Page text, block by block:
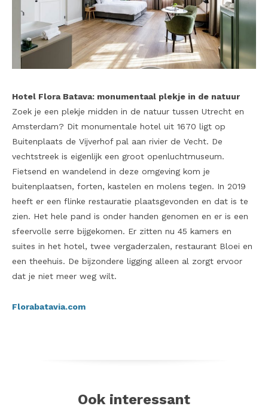
Hotel Flora Batava: monumentaal plekje in de natuur
Zoek je een plekje midden in de natuur tussen Utrecht en
Amsterdam? Dit monumentale hotel uit 1670 ligt op
Buitenplaats de Vijverhof pal aan rivier de Vecht. De
vechtstreek is eigenlijk een groot openluchtmuseum.
Fietsend en wandelend in deze omgeving kom je
buitenplaatsen, forten, kastelen en molens tegen. In 2019
heeft er een flinke restauratie plaatsgevonden en dat is te
zien. Het hele pand is onder handen genomen en er is een
sfeervolle serre bijgekomen. Er zitten nu 45 kamers en
suites in het hotel, twee vergaderzalen, restaurant Bloei en
een theehuis. De bijzondere ligging alleen al zorgt ervoor
dat je niet meer weg wilt.
Florabatavia.com
Ook interessant